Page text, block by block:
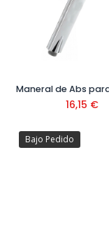
16,15 €
Bajo Pedido